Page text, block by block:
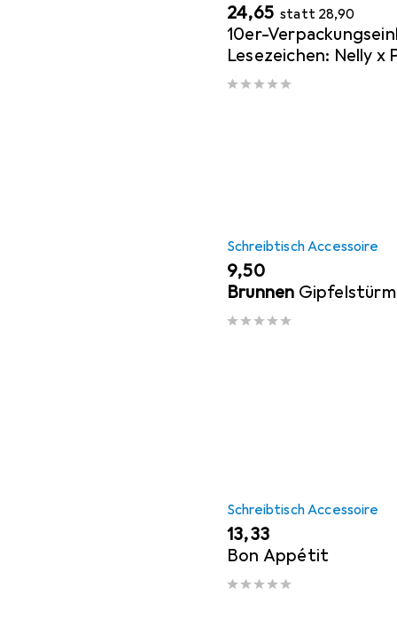
EUR
24,65 statt EUR
28,90
10er-
Lesezeichen: Nelly x
Lassen sie mich nicht
Schreibtisch Accessoire
EUR
9,50
Brunnen
Schreibtisch Accessoire
EUR
13,33
Bon Appétit